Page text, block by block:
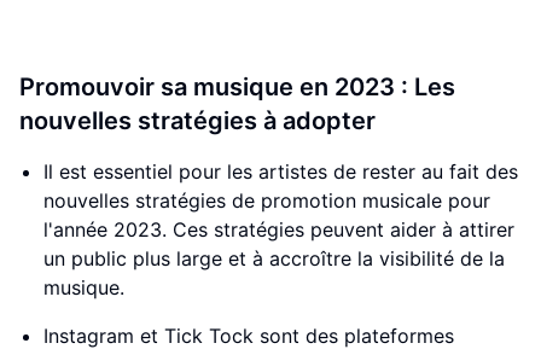
Promouvoir sa musique en 2023 : Les
nouvelles stratégies à adopter
Il est essentiel pour les artistes de rester au fait des
nouvelles stratégies de promotion musicale pour
l'année 2023. Ces stratégies peuvent aider à attirer
un public plus large et à accroître la visibilité de la
musique.
Instagram et Tick Tock sont des plateformes